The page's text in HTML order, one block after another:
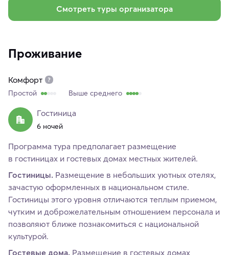
Смотреть туры организатора
Проживание
Комфорт
Простой Выше среднего
Гостиница
6 ночей
Программа тура предполагает размещение
в гостиницах и гостевых домах местных жителей.
Гостиницы. Размещение в небольших уютных отелях,
зачастую оформленных в национальном стиле.
Гостиницы этого уровня отличаются теплым приемом,
чутким и доброжелательным отношением персонала и
позволяют ближе познакомиться с национальной
культурой.
Гостевые дома. Размещение в гостевых домах